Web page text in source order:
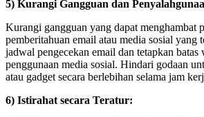
5) Kurangi Gangguan dan
Kurangi gangguan yang dapat menghambat
pemberitahuan email atau media sosial yang
jadwal pengecekan email dan tetapkan
penggunaan media sosial. Hindari godaan
atau gadget secara berlebihan selama jam
6) Istirahat secara Teratur: